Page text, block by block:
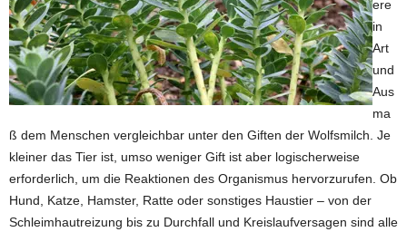
ere
in
Art
und
Aus
ma
ß dem Menschen vergleichbar unter den Giften der Wolfsmilch. Je
kleiner das Tier ist, umso weniger Gift ist aber logischerweise
erforderlich, um die Reaktionen des Organismus hervorzurufen. Ob
Hund, Katze, Hamster, Ratte oder sonstiges Haustier – von der
Schleimhautreizung bis zu Durchfall und Kreislaufversagen sind alle